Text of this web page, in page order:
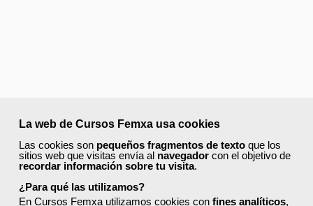
La web de Cursos Femxa usa cookies
Las cookies son pequeños fragmentos de texto que los
sitios web que visitas envía al navegador con el objetivo de
recordar información sobre tu visita.
¿Para qué las utilizamos?
En Cursos Femxa utilizamos cookies con fines analíticos,